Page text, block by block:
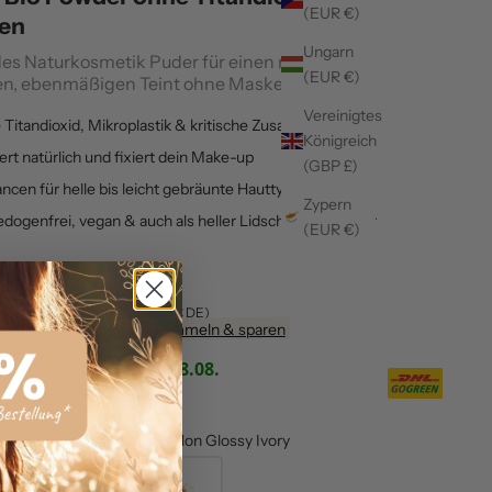
(EUR €)
Ungarn
(EUR €)
Vereinigtes
Königreich
(GBP £)
Zypern
(EUR €)
Naturkosmetik Puder für einen natürlich
ebenmäßigen Teint ohne Maskeneffekt.
Titandioxid, Mikroplastik & kritische Zusatzstoffe
natürlich und fixiert dein Make-up
für helle bis leicht gebräunte Hauttypen
vegan & auch als heller Lidschatten nutzbar
Versand (kostenlos ab 49€ DE)
Treueherzen sammeln & sparen
Samstag, 08.08.
Wunschfarbe aus Non Glossy Ivory